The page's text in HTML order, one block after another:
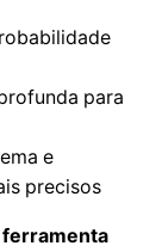
para
e
precisos
ferramenta